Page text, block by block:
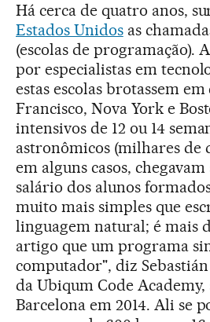
Há cerca de quatro anos,
Estados Unidosas
(escolas de programação).
por especialistas em
estas escolas brotassem
Francisco, Nova York e
intensivos de 12 ou 14
astronômicos (milhares de
em alguns casos,
salário dos alunos
muito mais simples que
linguagem natural; é mais
artigo que um programa
computador", diz
da Ubiqum Code
Barcelona em 2014. Ali se